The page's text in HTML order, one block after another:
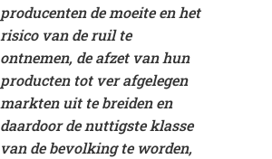
producenten de moeite en het
risico van de ruil te
ontnemen, de afzet van hun
producten tot ver afgelegen
markten uit te breiden en
daardoor de nuttigste klasse
van de bevolking te worden,